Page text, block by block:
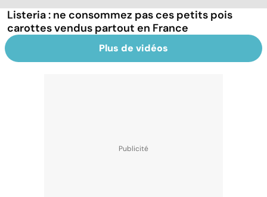
Listeria : ne consommez pas ces petits pois
carottes vendus partout en France
Plus de vidéos